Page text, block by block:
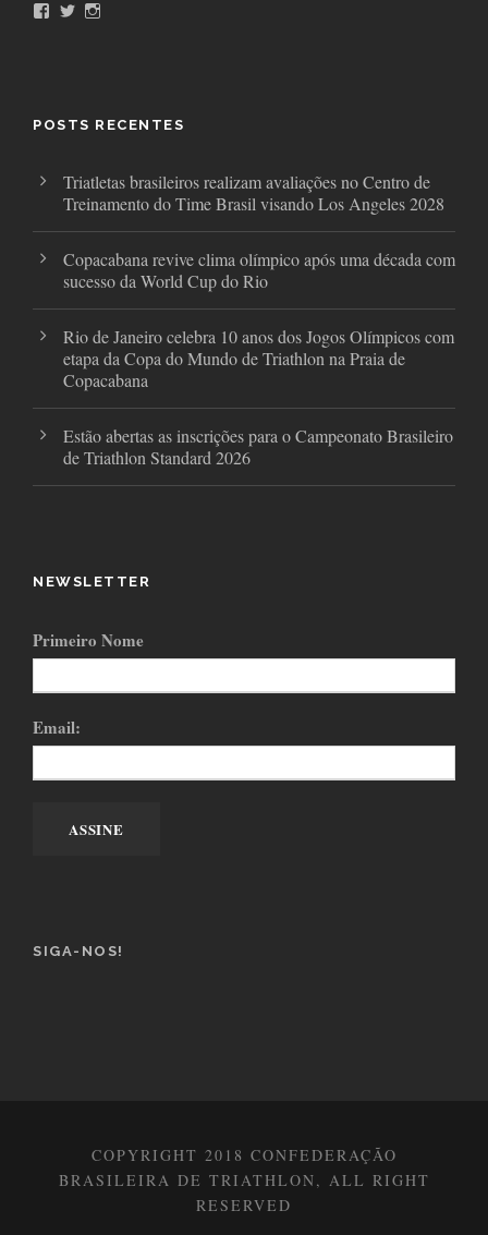
k
T
a
POSTS RECENTES
Triatletas brasileiros realizam avaliações no Centro de
Treinamento do Time Brasil visando Los Angeles 2028
Copacabana revive clima olímpico após uma década com
sucesso da World Cup do Rio
Rio de Janeiro celebra 10 anos dos Jogos Olímpicos com
etapa da Copa do Mundo de Triathlon na Praia de
Copacabana
Estão abertas as inscrições para o Campeonato Brasileiro
de Triathlon Standard 2026
NEWSLETTER
Primeiro Nome
Email:
SIGA-NOS!
COPYRIGHT 2018 CONFEDERAÇÃO
BRASILEIRA DE TRIATHLON, ALL RIGHT
RESERVED